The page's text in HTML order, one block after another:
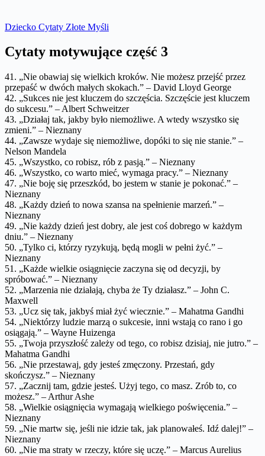
Dziecko Cytaty Złote Myśli
Cytaty motywujące część 3
41. „Nie obawiaj się wielkich kroków. Nie możesz przejść przez
przepaść w dwóch małych skokach.” – David Lloyd George
42. „Sukces nie jest kluczem do szczęścia. Szczęście jest kluczem
do sukcesu.” – Albert Schweitzer
43. „Działaj tak, jakby było niemożliwe. A wtedy wszystko się
zmieni.” – Nieznany
44. „Zawsze wydaje się niemożliwe, dopóki to się nie stanie.” –
Nelson Mandela
45. „Wszystko, co robisz, rób z pasją.” – Nieznany
46. „Wszystko, co warto mieć, wymaga pracy.” – Nieznany
47. „Nie boję się przeszkód, bo jestem w stanie je pokonać.” –
Nieznany
48. „Każdy dzień to nowa szansa na spełnienie marzeń.” –
Nieznany
49. „Nie każdy dzień jest dobry, ale jest coś dobrego w każdym
dniu.” – Nieznany
50. „Tylko ci, którzy ryzykują, będą mogli w pełni żyć.” –
Nieznany
51. „Każde wielkie osiągnięcie zaczyna się od decyzji, by
spróbować.” – Nieznany
52. „Marzenia nie działają, chyba że Ty działasz.” – John C.
Maxwell
53. „Ucz się tak, jakbyś miał żyć wiecznie.” – Mahatma Gandhi
54. „Niektórzy ludzie marzą o sukcesie, inni wstają co rano i go
osiągają.” – Wayne Huizenga
55. „Twoja przyszłość zależy od tego, co robisz dzisiaj, nie jutro.” –
Mahatma Gandhi
56. „Nie przestawaj, gdy jesteś zmęczony. Przestań, gdy
skończysz.” – Nieznany
57. „Zacznij tam, gdzie jesteś. Użyj tego, co masz. Zrób to, co
możesz.” – Arthur Ashe
58. „Wielkie osiągnięcia wymagają wielkiego poświęcenia.” –
Nieznany
59. „Nie martw się, jeśli nie idzie tak, jak planowałeś. Idź dalej!” –
Nieznany
60. „Nie ma straty w rzeczy, które się uczę.” – Marcus Aurelius